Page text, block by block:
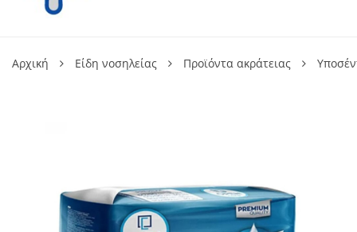
Αρχική Είδη νοσηλείας Προϊόντα ακράτειας